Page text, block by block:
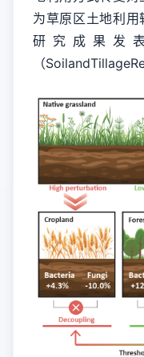
为草原区土地利
研究成果发
（